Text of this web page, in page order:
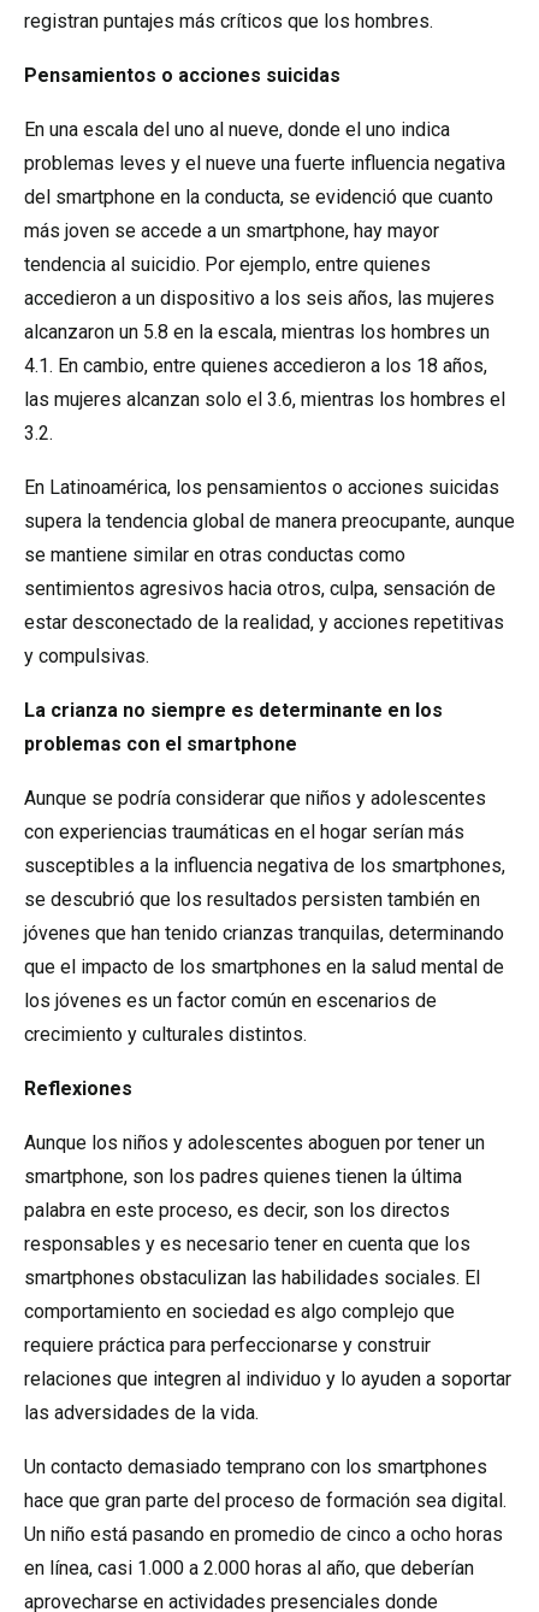
registran puntajes más críticos que los hombres.
Pensamientos o acciones suicidas
En una escala del uno al nueve, donde el uno indica
problemas leves y el nueve una fuerte influencia negativa
del smartphone en la conducta, se evidenció que cuanto
más joven se accede a un smartphone, hay mayor
tendencia al suicidio. Por ejemplo, entre quienes
accedieron a un dispositivo a los seis años, las mujeres
alcanzaron un 5.8 en la escala, mientras los hombres un
4.1. En cambio, entre quienes accedieron a los 18 años,
las mujeres alcanzan solo el 3.6, mientras los hombres el
3.2.
En Latinoamérica, los pensamientos o acciones suicidas
supera la tendencia global de manera preocupante, aunque
se mantiene similar en otras conductas como
sentimientos agresivos hacia otros, culpa, sensación de
estar desconectado de la realidad, y acciones repetitivas
y compulsivas.
La crianza no siempre es determinante en los
problemas con el smartphone
Aunque se podría considerar que niños y adolescentes
con experiencias traumáticas en el hogar serían más
susceptibles a la influencia negativa de los smartphones,
se descubrió que los resultados persisten también en
jóvenes que han tenido crianzas tranquilas, determinando
que el impacto de los smartphones en la salud mental de
los jóvenes es un factor común en escenarios de
crecimiento y culturales distintos.
Reflexiones
Aunque los niños y adolescentes aboguen por tener un
smartphone, son los padres quienes tienen la última
palabra en este proceso, es decir, son los directos
responsables y es necesario tener en cuenta que los
smartphones obstaculizan las habilidades sociales. El
comportamiento en sociedad es algo complejo que
requiere práctica para perfeccionarse y construir
relaciones que integren al individuo y lo ayuden a soportar
las adversidades de la vida.
Un contacto demasiado temprano con los smartphones
hace que gran parte del proceso de formación sea digital.
Un niño está pasando en promedio de cinco a ocho horas
en línea, casi 1.000 a 2.000 horas al año, que deberían
aprovecharse en actividades presenciales donde